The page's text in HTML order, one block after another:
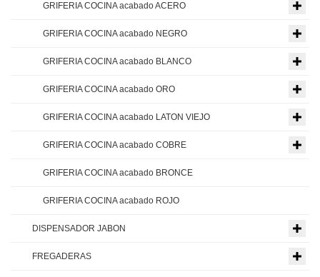
GRIFERIA COCINA acabado ACERO
GRIFERIA COCINA acabado NEGRO
GRIFERIA COCINA acabado BLANCO
GRIFERIA COCINA acabado ORO
GRIFERIA COCINA acabado LATON VIEJO
GRIFERIA COCINA acabado COBRE
GRIFERIA COCINA acabado BRONCE
GRIFERIA COCINA acabado ROJO
DISPENSADOR JABON
FREGADERAS